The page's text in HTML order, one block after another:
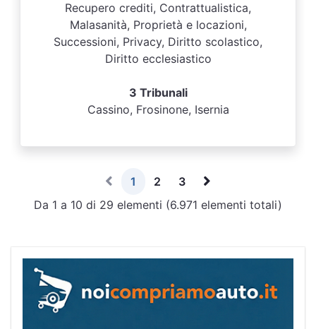
Recupero crediti, Contrattualistica,
Malasanità, Proprietà e locazioni,
Successioni, Privacy, Diritto scolastico,
Diritto ecclesiastico
3 Tribunali
Cassino, Frosinone, Isernia
1 2
3
Da 1 a 10 di 29 elementi (6.971 elementi totali)